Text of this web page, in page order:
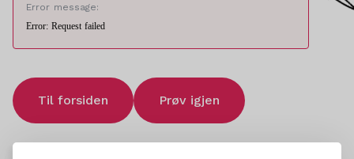
Error message:
Error: Request failed
Til forsiden Prøv igjen